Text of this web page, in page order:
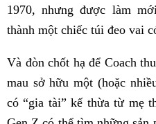
1970, nhưng được làm
thành một chiếc túi đeo vai
Và đòn chốt hạ để Coach
mau sở hữu một (hoặc
có “gia tài” kế thừa từ mẹ